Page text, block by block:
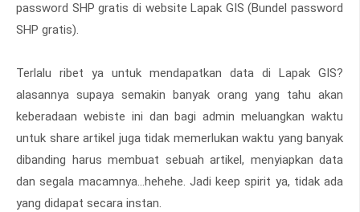
password SHP gratis di website Lapak GIS (Bundel password
SHP gratis).
Terlalu ribet ya untuk mendapatkan data di Lapak GIS?
alasannya supaya semakin banyak orang yang tahu akan
keberadaan webiste ini dan bagi admin meluangkan waktu
untuk share artikel juga tidak memerlukan waktu yang banyak
dibanding harus membuat sebuah artikel, menyiapkan data
dan segala macamnya...hehehe. Jadi keep spirit ya, tidak ada
yang didapat secara instan.